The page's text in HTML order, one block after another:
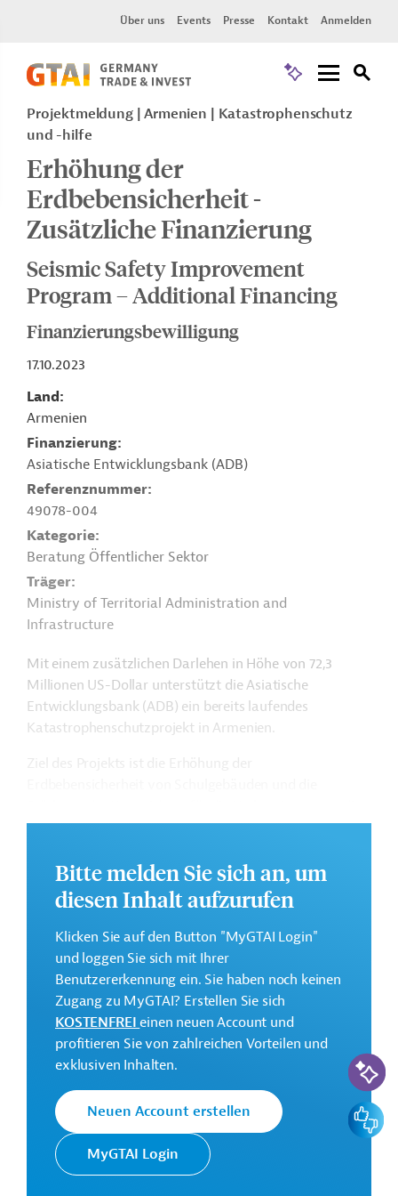
Über uns Events Presse Kontakt Anmelden
Projektmeldung Armenien
Katastrophenschutz
und -hilfe
Erhöhung der
Erdbebensicherheit -
Zusätzliche Finanzierung
Seismic Safety Improvement
Program – Additional Financing
Finanzierungsbewilligung
17.10.2023
Land
Armenien
Finanzierung
Asiatische Entwicklungsbank (ADB)
Referenznummer
49078-004
Kategorie
Beratung Öffentlicher Sektor
Träger
Ministry of Territorial Administration and
Infrastructure
Mit einem zusätzlichen Darlehen in Höhe von 72,3
Millionen US-Dollar unterstützt die Asiatische
Entwicklungsbank (ADB) ein bereits laufendes
Katastrophenschutzprojekt in Armenien.
Reaktion auf Erdbebenkatastrophen in Armenien.
Weitere Informationen zu dem geplanten
Entwicklungsprojekt finden Sie auf derWebseite der
ADB.
GTAI informiert über dieADB: Schwerpunkte,
Regularien und praktische Hinweise zur
Geschäftsanbahnung.
Gesamtkosten:
85,7 Millionen US-Dollar
Geberbeitrag:
Kontaktadressen
Bitte melden Sie sich an, um
diesen Inhalt aufzurufen
Klicken Sie auf den Button "MyGTAI Login"
und loggen Sie sich mit Ihrer
Benutzererkennung ein. Sie haben noch keinen
Zugang zu MyGTAI? Erstellen Sie sich
KOSTENFREIeinen neuen Account und
profitieren Sie von zahlreichen Vorteilen und
exklusiven Inhalten.
Neuen Account erstellen
MyGTAI Login
KI-